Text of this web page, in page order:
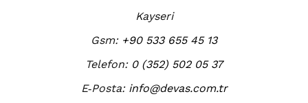
Kayseri
Gsm: +90 533 655 45 13
Telefon: 0 (352) 502 05 37
E‑Posta: info@devas.com.tr